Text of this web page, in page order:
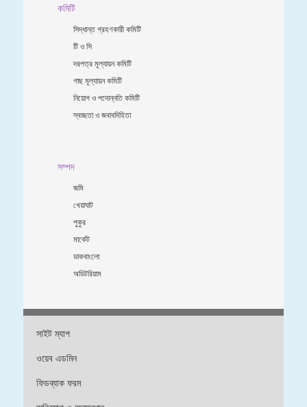
কমিটি
সিদ্ধান্ত গ্রহণকারী কমিটি
টি ও সি
দরপত্র মূল্যায়ন কমিটি
গাছ মূল্যায়ন কমিটি
নিয়োগ ও পদোন্নতি কমিটি
স্বচ্ছতা ও জবাবদিহিতা
সম্পদ
জমি
খেয়াঘাট
পুকুর
মার্কেট
ডাকবাংলো
অডিটরিয়াম
সাইট ম্যাপ
ওয়েব এডমিন
ফিডব্যাক ফরম